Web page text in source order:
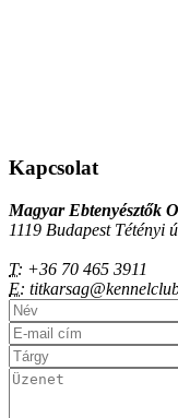
Kapcsolat
Magyar Ebtenyésztők
1119 Budapest Tétényi
T: +36 70 465 3911
E: